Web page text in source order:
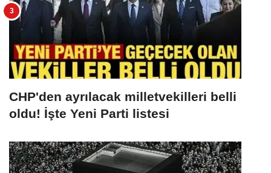
CHP'den ayrılacak milletvekilleri belli
oldu! İşte Yeni Parti listesi